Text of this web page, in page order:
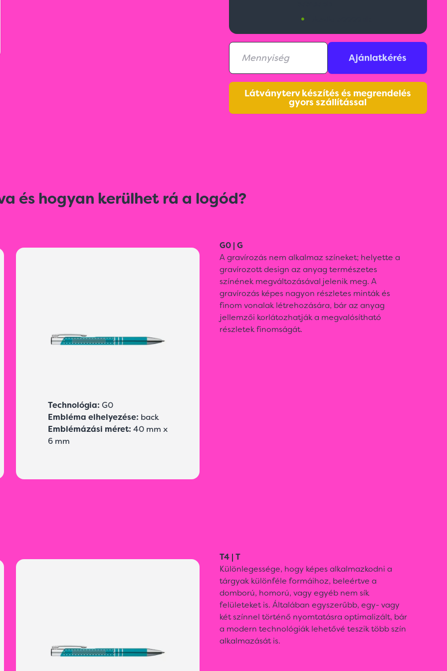
•
Ajánlatkérés
Látványterv készítés és megrendelés
gyors szállítással
és hogyan kerülhet rá a logód?
Technológia: G0
Embléma elhelyezése: back
Emblémázási méret: 40 mm x
6 mm
G0 | G
A gravírozás nem alkalmaz színeket; helyette a
gravírozott design az anyag természetes
színének megváltozásával jelenik meg. A
gravírozás képes nagyon részletes minták és
finom vonalak létrehozására, bár az anyag
jellemzői korlátozhatják a megvalósítható
részletek finomságát.
T4 | T
Különlegessége, hogy képes alkalmazkodni a
tárgyak különféle formáihoz, beleértve a
domború, homorú, vagy egyéb nem sík
felületeket is. Általában egyszerűbb, egy- vagy
két színnel történő nyomtatásra optimalizált, bár
a modern technológiák lehetővé teszik több szín
alkalmazását is.